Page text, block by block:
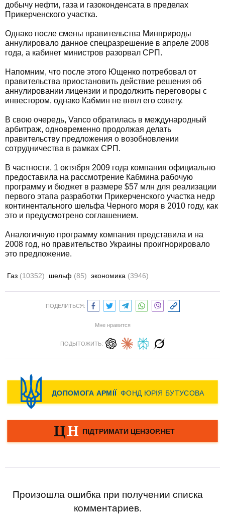
добычу нефти, газа и газоконденсата в пределах
Прикерченского участка.
Однако после смены правительства Минприроды
аннулировало данное спецразрешение в апреле 2008
года, а кабинет министров разорвал СРП.
Напомним, что после этого Ющенко потребовал от
правительства приостановить действие решения об
аннулировании лицензии и продолжить переговоры с
инвестором, однако Кабмин не внял его совету.
В свою очередь, Vanсo обратилась в международный
арбитраж, одновременно продолжая делать
правительству предложения о возобновлении
сотрудничества в рамках СРП.
В частности, 1 октября 2009 года компания официально
предоставила на рассмотрение Кабмина рабочую
программу и бюджет в размере $57 млн для реализации
первого этапа разработки Прикерченского участка недр
континентального шельфа Черного моря в 2010 году, как
это и предусмотрено соглашением.
Аналогичную программу компания представила и на
2008 год, но правительство Украины проигнорировало
это предложение.
Газ (10352) шельф (85) экономика (3946)
ПОДЕЛИТЬСЯ:
Мне нравится
ПОДЫТОЖИТЬ:
Произошла ошибка при получении списка
комментариев.